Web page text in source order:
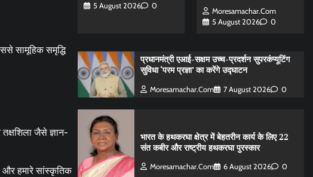
सामूहिक समृद्धि
जैसे ज्ञान-
और हमारे सांस्कृतिक
5 August 2026
0
Moresamachar.com
5 August 2026
0
प्रधानमंत्री एआई-सक्षम उच्च-प्रदर्शन सुपरकंप्यूटिंग
सुविधा ‘परम प्रज्ञा’ का करेंगे उद्घाटन
Moresamachar.com 7 August 2026 0
भारत के हथकरघा क्षेत्र में बेहतरीन कार्य के लिए 22
संत कबीर और राष्ट्रीय हथकरघा पुरस्कार
Moresamachar.com 6 August 2026 0